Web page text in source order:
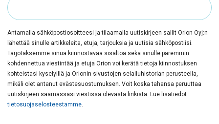
Antamalla sähköpostiosoitteesi ja tilaamalla uutiskirjeen sallit Orion Oyj:n
lähettää sinulle artikkeleita, etuja, tarjouksia ja uutisia sähköpostiisi.
Tarjotaksemme sinua kiinnostavaa sisältöä sekä sinulle paremmin
kohdennettua viestintää ja etuja Orion voi kerätä tietoja kiinnostuksen
kohteistasi kyselyillä ja Orionin sivustojen selailuhistorian perusteella,
mikäli olet antanut evästesuostumuksen. Voit koska tahansa peruuttaa
uutiskirjeen saamassasi viestissä olevasta linkistä. Lue lisätiedot
tietosuojaselosteestamme